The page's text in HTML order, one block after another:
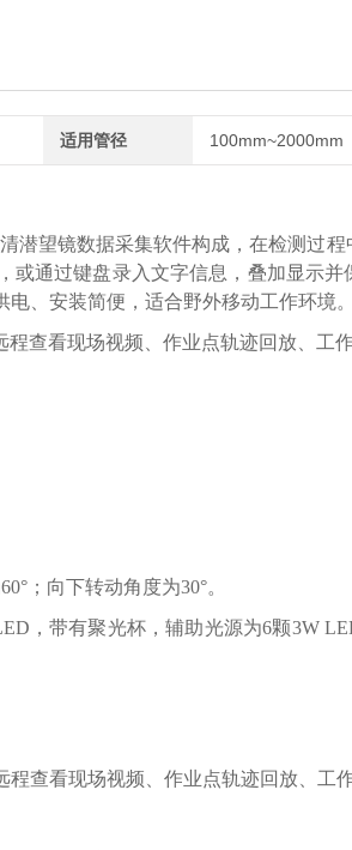
适用管径 100mm~2000mm
潜望镜数据采集软件构成，在检测过
通过键盘录入文字信息，叠加显示
、安装简便，适合野外移动工作环境。
查看现场视频、作业点轨迹回放、工作
；向下转动角度为30°。
，带有聚光杯，辅助光源为6颗3W
查看现场视频、作业点轨迹回放、工